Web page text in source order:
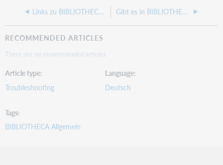
Links zu BIBLIOTHECA Video-Tutorials Gibt es in BIBLIOTHECAnext die Möglichkeit eine Bankomatkasse bzw. einen Kassenautomaten per Schnittstellen anzubinden?
RECOMMENDED ARTICLES
There are no recommended articles.
Article type
Troubleshooting
Language
Deutsch
Tags
BIBLIOTHECA Allgemein